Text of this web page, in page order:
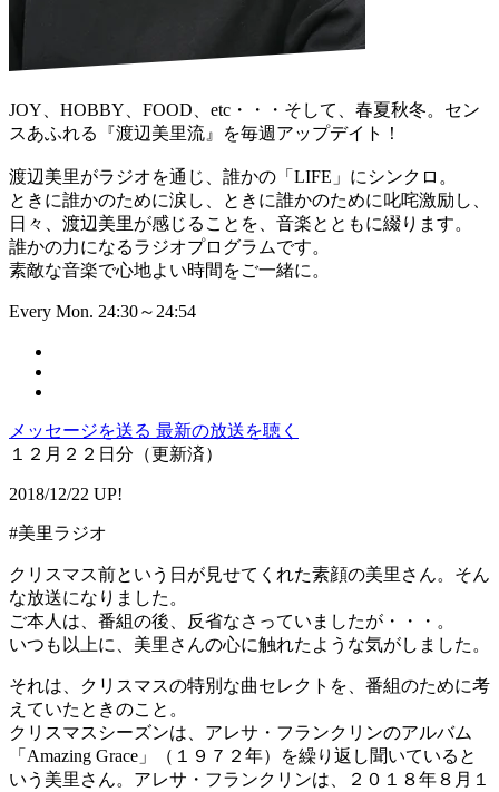
JOY、HOBBY、FOOD、etc・・・そして、春夏秋冬。セン
スあふれる『渡辺美里流』を毎週アップデイト！
渡辺美里がラジオを通じ、誰かの「LIFE」にシンクロ。
ときに誰かのために涙し、ときに誰かのために叱咤激励し、
日々、渡辺美里が感じることを、音楽とともに綴ります。
誰かの力になるラジオプログラムです。
素敵な音楽で心地よい時間をご一緒に。
Every Mon. 24:30～24:54
メッセージを送る 最新の放送を聴く
１２月２２日分（更新済）
2018/12/22 UP!
#美里ラジオ
クリスマス前という日が見せてくれた素顔の美里さん。そん
な放送になりました。
ご本人は、番組の後、反省なさっていましたが・・・。
いつも以上に、美里さんの心に触れたような気がしました。
それは、クリスマスの特別な曲セレクトを、番組のために考
えていたときのこと。
クリスマスシーズンは、アレサ・フランクリンのアルバム
「Amazing Grace」（１９７２年）を繰り返し聞いていると
いう美里さん。アレサ・フランクリンは、２０１８年８月１